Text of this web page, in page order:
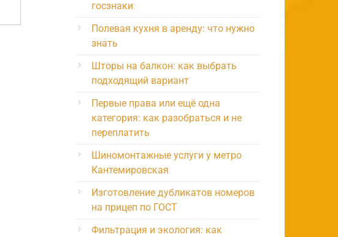
госзнаки
Полевая кухня в аренду: что нужно
знать
Шторы на балкон: как выбрать
подходящий вариант
Первые права или ещё одна
категория: как разобраться и не
переплатить
Шиномонтажные услуги у метро
Кантемировская
Изготовление дубликатов номеров
на прицеп по ГОСТ
Фильтрация и экология: как